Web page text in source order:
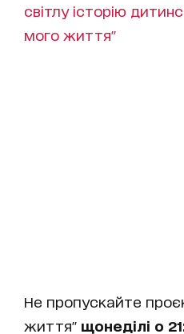
світлу історію
мого життя"
Не пропускайте
життя" щонеділі о